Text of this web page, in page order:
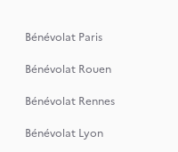
Bénévolat Paris
Bénévolat Rouen
Bénévolat Rennes
Bénévolat Lyon